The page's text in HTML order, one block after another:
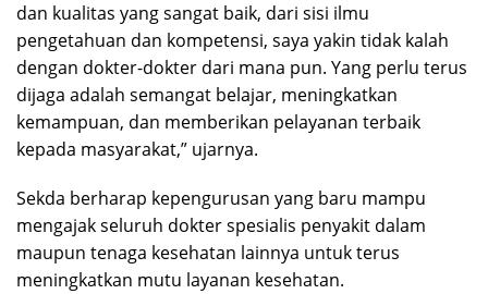
dan kualitas yang sangat baik, dari sisi ilmu
pengetahuan dan kompetensi, saya yakin tidak kalah
dengan dokter-dokter dari mana pun. Yang perlu terus
dijaga adalah semangat belajar, meningkatkan
kemampuan, dan memberikan pelayanan terbaik
kepada masyarakat,” ujarnya.
Sekda berharap kepengurusan yang baru mampu
mengajak seluruh dokter spesialis penyakit dalam
maupun tenaga kesehatan lainnya untuk terus
meningkatkan mutu layanan kesehatan.